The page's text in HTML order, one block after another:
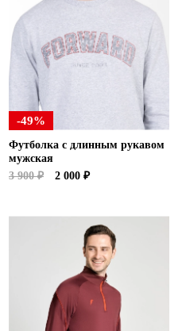
-49%
Футболка с длинным рукавом
мужская
3 900 ₽
2 000 ₽